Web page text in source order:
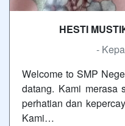
HESTI
-
Welcome to SMP
datang. Kami merasa
perhatian dan
Kami…